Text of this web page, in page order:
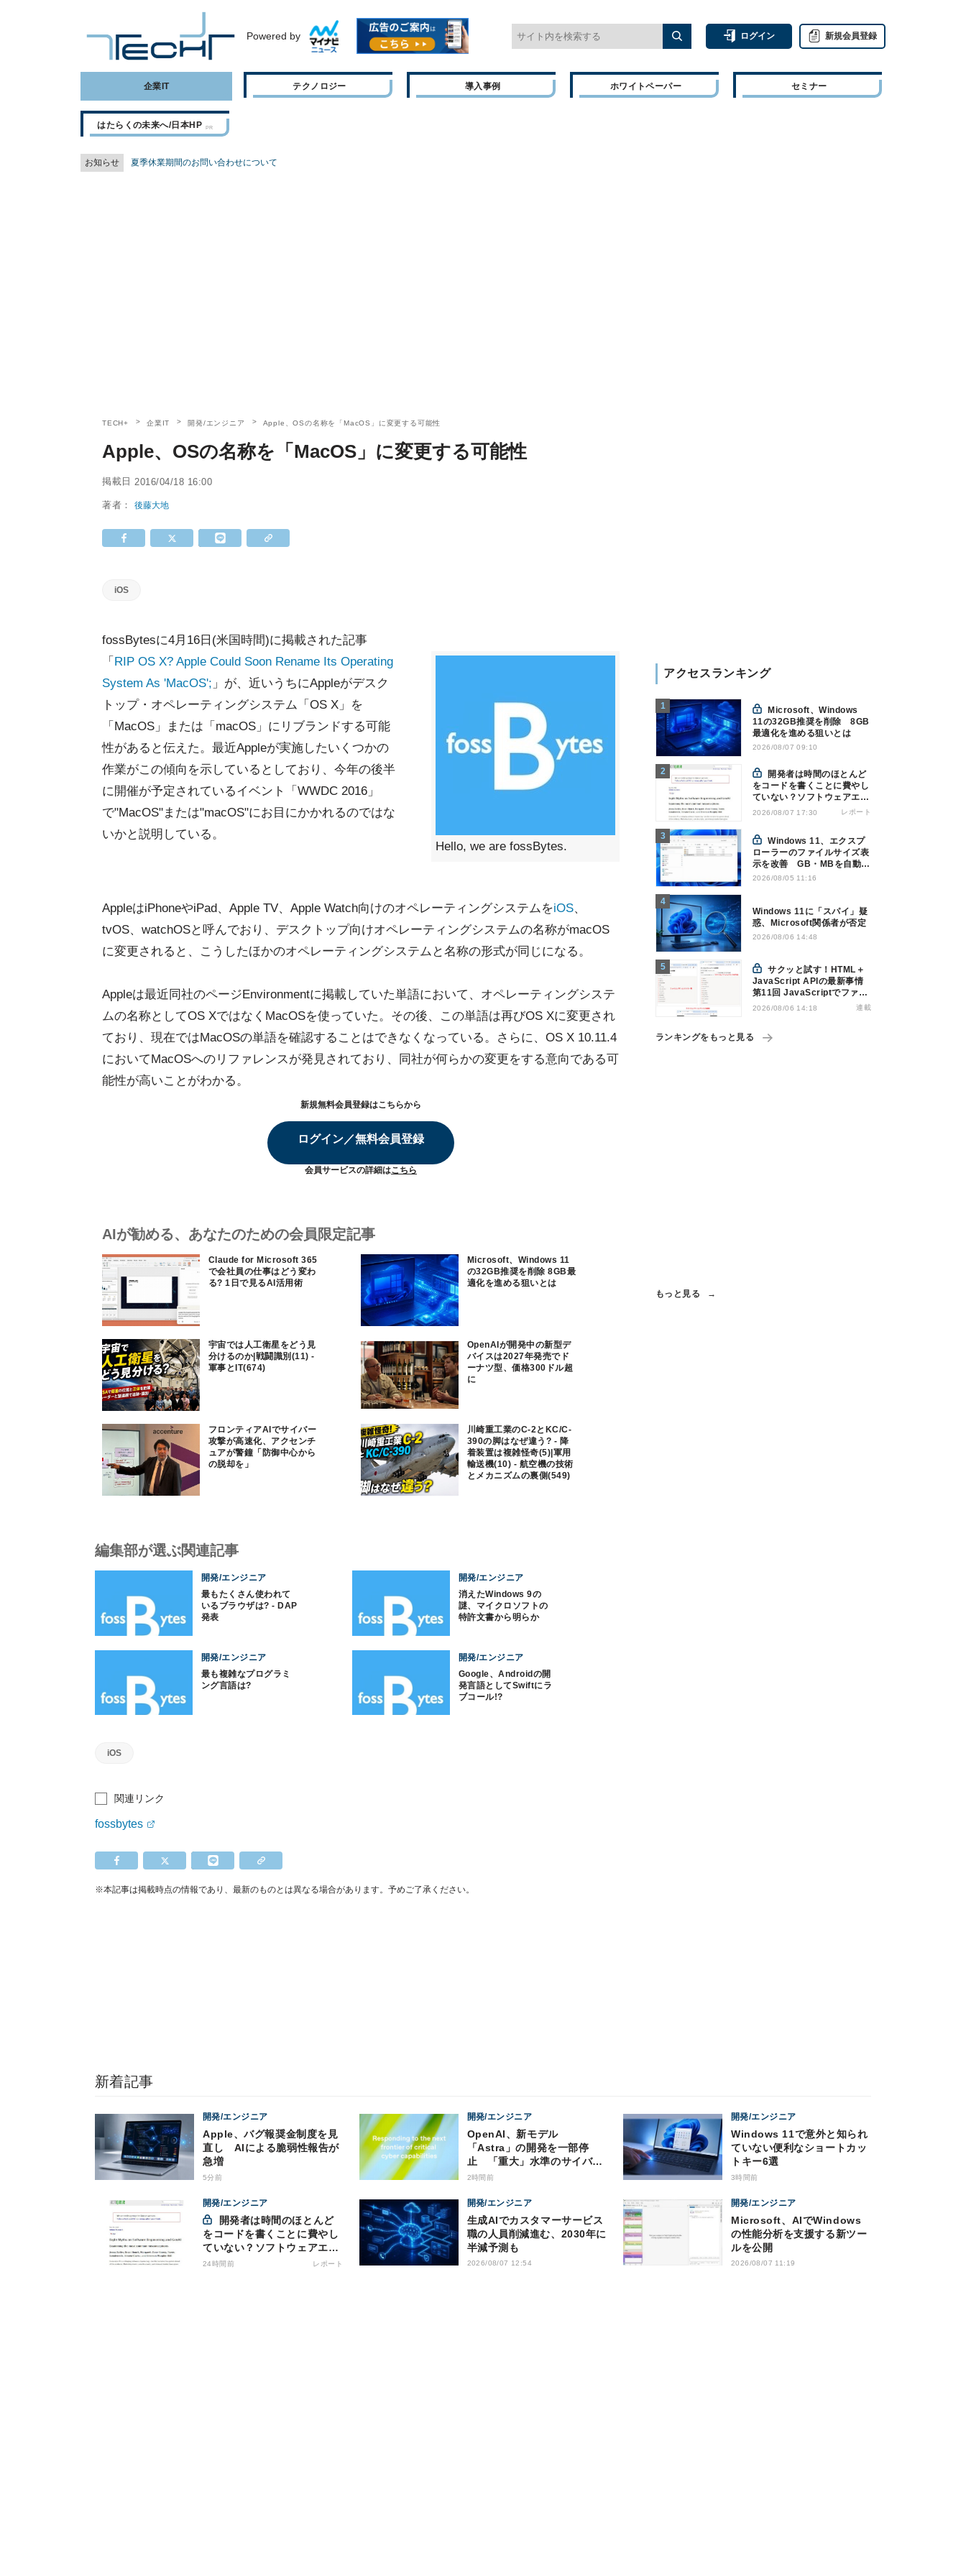
Powered by ログイン 新規会員登録
企業IT テクノロジー 導入事例 ホワイトペーパー セミナー
はたらくの未来へ/日本HP
お知らせ 夏季休業期間のお問い合わせについて
TECH+ 企業IT 開発/エンジニア Apple、OSの名称を「MacOS」に変更する可能性
Apple、OSの名称を「MacOS」に変更する可能性
掲載日 2016/04/18 16:00
著者：後藤大地
iOS
Hello, we are fossBytes.
fossBytesに4月16日(米国時間)に掲載された記事
「 RIP OS X? Apple Could Soon Rename Its Operating
System As 'MacOS'; 」が、近いうちにAppleがデスク
トップ・オペレーティングシステム「OS X」を
「MacOS」または「macOS」にリブランドする可能
性があると伝えた。最近Appleが実施したいくつかの
作業がこの傾向を示しているとしており、今年の後半
に開催が予定されているイベント「WWDC 2016」
で"MacOS"または"macOS"にお目にかかれるのではな
いかと説明している。
AppleはiPhoneやiPad、Apple TV、Apple Watch向けのオペレーティングシステムをiOS、
tvOS、watchOSと呼んでおり、デスクトップ向けオペレーティングシステムの名称がmacOS
に変更されると、こうしたほかのオペレーティングシステムと名称の形式が同じになる。
Appleは最近同社のページEnvironmentに掲載していた単語において、オペレーティングシステ
ムの名称としてOS XではなくMacOSを使っていた。その後、この単語は再びOS Xに変更され
ており、現在ではMacOSの単語を確認することはできなくなっている。さらに、OS X 10.11.4
においてMacOSへのリファレンスが発見されており、同社が何らかの変更をする意向である可
能性が高いことがわかる。
新規無料会員登録はこちらから
ログイン／無料会員登録
会員サービスの詳細はこちら
AIが勧める、あなたのための会員限定記事
Claude for Microsoft 365
で会社員の仕事はどう変わ
る? 1日で見るAI活用術
Microsoft、Windows 11
の32GB推奨を削除 8GB最
適化を進める狙いとは
宇宙では人工衛星をどう見
分けるのか|戦闘識別(11) -
軍事とIT(674)
OpenAIが開発中の新型デ
バイスは2027年発売でド
ーナツ型、価格300ドル超
に
フロンティアAIでサイバー
攻撃が高速化、アクセンチ
ュアが警鐘「防御中心から
の脱却を」
川崎重工業のC-2とKC/C-
390の脚はなぜ違う? - 降
着装置は複雑怪奇(5)|軍用
輸送機(10) - 航空機の技術
とメカニズムの裏側(549)
アクセスランキング
11の32GB推奨を削除 8GB
最適化を進める狙いとは
2026/08/07 09:10
をコードを書くことに費やし
ていない？ソフトウェアエン
ジニアリングにおけるAIの8
2026/08/07 17:30 レポート
Windows 11、エクスプ
ローラーのファイルサイズ表
示を改善 GB・MBを自動表
示へ
2026/08/05 11:16
Windows 11に「スパイ」疑
惑、Microsoft関係者が否定
2026/08/06 14:48
サクッと試す！HTML＋
JavaScript APIの最新事情
第11回 JavaScriptでファイ
ル管理！Origin Private File
2026/08/06 14:18 連載
ランキングをもっと見る
もっと見る
編集部が選ぶ関連記事
開発/エンジニア
最もたくさん使われて
いるブラウザは? - DAP
発表
開発/エンジニア
消えたWindows 9の
謎、マイクロソフトの
特許文書から明らか
開発/エンジニア
最も複雑なプログラミ
ング言語は?
開発/エンジニア
Google、Androidの開
発言語としてSwiftにラ
ブコール!?
iOS
関連リンク
fossbytes
※本記事は掲載時点の情報であり、最新のものとは異なる場合があります。予めご了承ください。
新着記事
開発/エンジニア
Apple、バグ報奨金制度を見
直し AIによる脆弱性報告が
急増
5分前
開発/エンジニア
OpenAI、新モデル
「Astra」の開発を一部停
止 「重大」水準のサイバー
攻撃能力の可能性
2時間前
開発/エンジニア
Windows 11で意外と知られ
ていない便利なショートカッ
トキー6選
3時間前
開発/エンジニア
をコードを書くことに費やし
ていない？ソフトウェアエン
ジニアリングにおけるAIの8
24時間前 レポート
開発/エンジニア
生成AIでカスタマーサービス
職の人員削減進む、2030年に
半減予測も
2026/08/07 12:54
開発/エンジニア
Microsoft、AIでWindows
の性能分析を支援する新ツー
ルを公開
2026/08/07 11:19